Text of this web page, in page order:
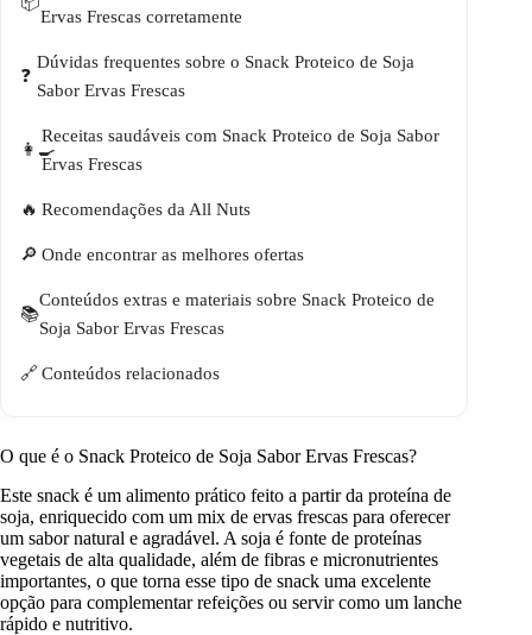
Ervas Frescas corretamente
Dúvidas frequentes sobre o Snack Proteico de Soja
Sabor Ervas Frescas
Receitas saudáveis com Snack Proteico de Soja Sabor
Ervas Frescas
Recomendações da All Nuts
Onde encontrar as melhores ofertas
Conteúdos extras e materiais sobre Snack Proteico de
Soja Sabor Ervas Frescas
Conteúdos relacionados
O que é o Snack Proteico de Soja Sabor Ervas Frescas?
Este snack é um alimento prático feito a partir da proteína de
soja, enriquecido com um mix de ervas frescas para oferecer
um sabor natural e agradável. A soja é fonte de proteínas
vegetais de alta qualidade, além de fibras e micronutrientes
importantes, o que torna esse tipo de snack uma excelente
opção para complementar refeições ou servir como um lanche
rápido e nutritivo.